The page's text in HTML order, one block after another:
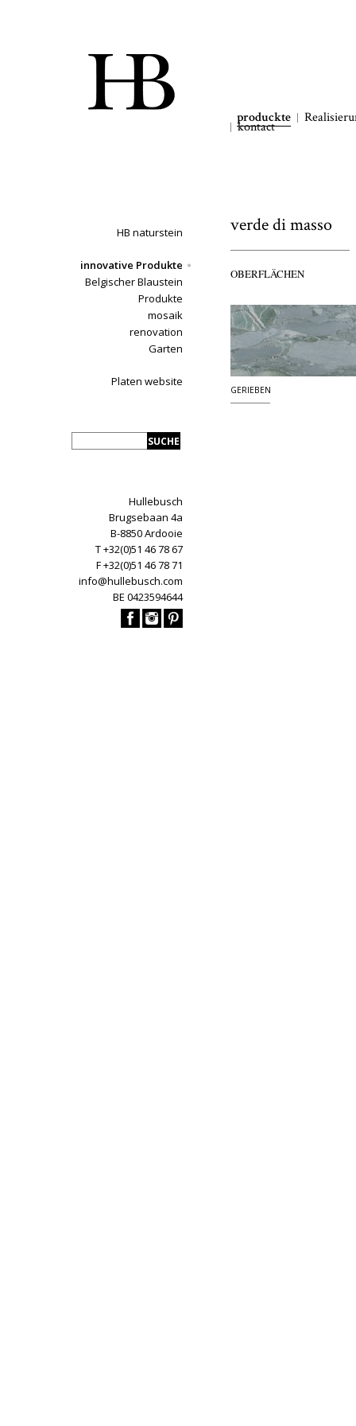
produckte
kontact
HB naturstein
innovative Produkte
Belgischer Blaustein
Produkte
mosaik
renovation
Garten
Platen website
Hullebusch
Brugsebaan 4a
B-8850 Ardooie
T +32(0)51 46 78 67
F +32(0)51 46 78 71
info@hullebusch.com
BE 0423594644
verde di masso
OBERFLÄCHEN
GERIEBEN